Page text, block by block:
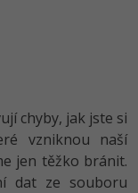
chyby, jak jste si
vzniknou naší
jen těžko bránit.
dat ze souboru